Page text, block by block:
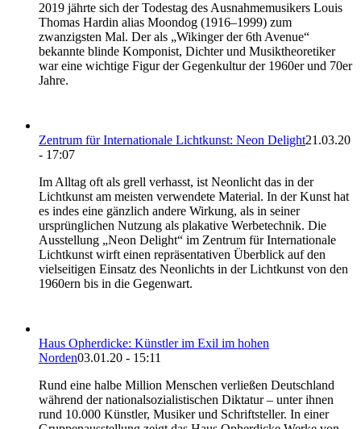
2019 jährte sich der Todestag des Ausnahmemusikers Louis
Thomas Hardin alias Moondog (1916–1999) zum
zwanzigsten Mal. Der als „Wikinger der 6th Avenue“
bekannte blinde Komponist, Dichter und Musiktheoretiker
war eine wichtige Figur der Gegenkultur der 1960er und 70er
Jahre.
Zentrum für Internationale Lichtkunst: Neon Delight21.03.20
- 17:07
Im Alltag oft als grell verhasst, ist Neonlicht das in der
Lichtkunst am meisten verwendete Material. In der Kunst hat
es indes eine gänzlich andere Wirkung, als in seiner
ursprünglichen Nutzung als plakative Werbetechnik. Die
Ausstellung „Neon Delight“ im Zentrum für Internationale
Lichtkunst wirft einen repräsentativen Überblick auf den
vielseitigen Einsatz des Neonlichts in der Lichtkunst von den
1960ern bis in die Gegenwart.
Haus Opherdicke: Künstler im Exil im hohen
Norden03.01.20 - 15:11
Rund eine halbe Million Menschen verließen Deutschland
während der nationalsozialistischen Diktatur – unter ihnen
rund 10.000 Künstler, Musiker und Schriftsteller. In einer